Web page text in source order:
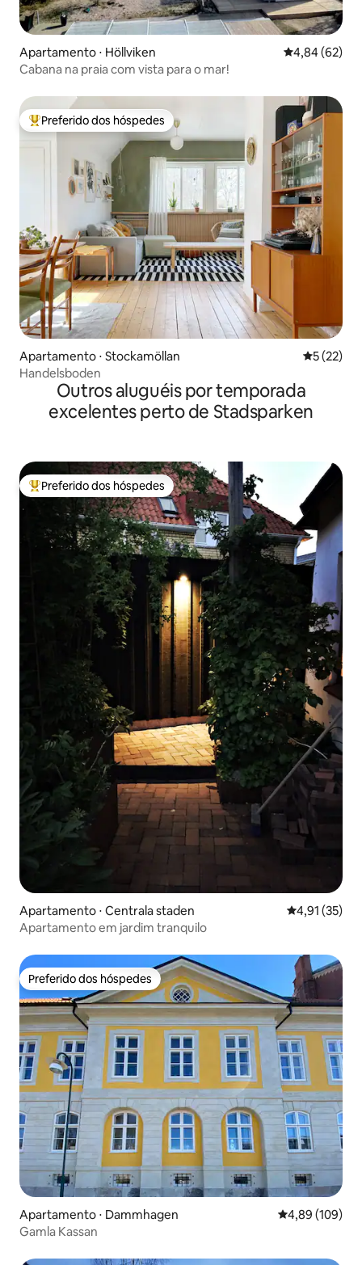
Apartamento ⋅ Höllviken 4,84 de uma
4,84 (62)
Cabana na praia com vista para o mar!
Entre os melhores preferidos dos hóspedes
Preferido dos hóspedes
Apartamento ⋅ Stockamöllan 5 de uma
5 (22)
Handelsboden
Outros aluguéis por temporada
excelentes perto de Stadsparken
Entre os melhores preferidos dos hóspedes
Preferido dos hóspedes
Apartamento ⋅ Centrala staden 4,91 de uma
4,91 (35)
Apartamento em jardim tranquilo
Preferido dos hóspedes
Preferido dos hóspedes
Apartamento ⋅ Dammhagen 4,89 de uma
4,89 (109)
Gamla Kassan